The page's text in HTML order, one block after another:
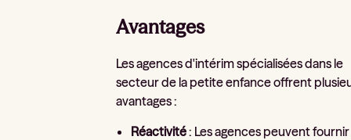
Avantages
Les agences d'intérim spécialisées dans le
secteur de la petite enfance offrent
avantages :
Réactivité: Les agences peuvent